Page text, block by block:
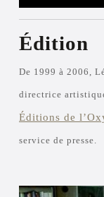
Édition
De 1999 à 2006,
directrice
Éditions de
service de presse.